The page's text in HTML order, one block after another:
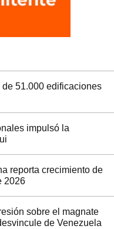
51.000 edificaciones
impulsó la
reporta crecimiento de
2026
sobre el magnate
de Venezuela